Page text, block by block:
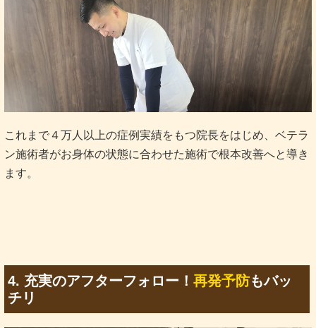
これまで４万人以上の症例実績をもつ院長をはじめ、ベテラ
ン施術者がお身体の状態に合わせた施術で根本改善へと導き
ます。
4. 充実のアフターフォロー！ 再発予防もバッ
チリ